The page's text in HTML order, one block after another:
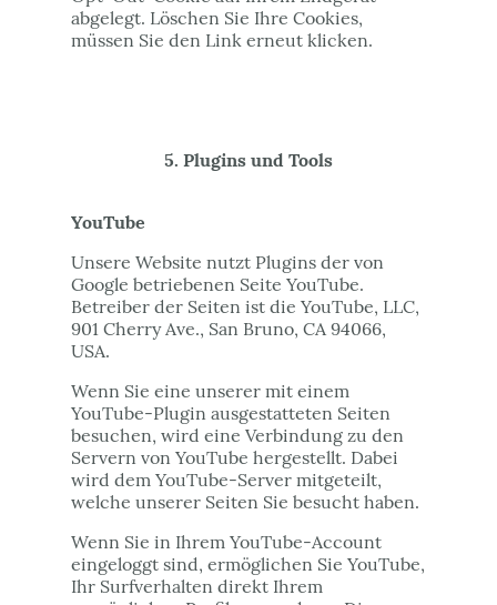
abgelegt. Löschen Sie Ihre Cookies,
müssen Sie den Link erneut klicken.
5. Plugins und Tools
YouTube
Unsere Website nutzt Plugins der von
Google betriebenen Seite YouTube.
Betreiber der Seiten ist die YouTube, LLC,
901 Cherry Ave., San Bruno, CA 94066,
USA.
Wenn Sie eine unserer mit einem
YouTube-Plugin ausgestatteten Seiten
besuchen, wird eine Verbindung zu den
Servern von YouTube hergestellt. Dabei
wird dem YouTube-Server mitgeteilt,
welche unserer Seiten Sie besucht haben.
Wenn Sie in Ihrem YouTube-Account
eingeloggt sind, ermöglichen Sie YouTube,
Ihr Surfverhalten direkt Ihrem